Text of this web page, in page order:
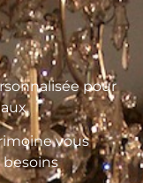
pour
vous
besoins